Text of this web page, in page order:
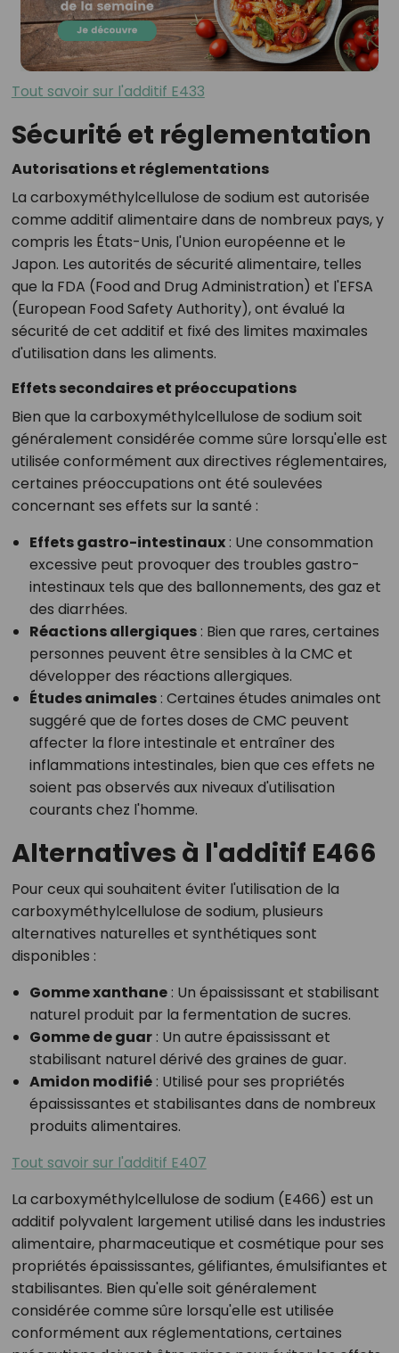
Tout savoir sur l'additif E433
Sécurité et réglementation
Autorisations et réglementations
La carboxyméthylcellulose de sodium est autorisée
comme additif alimentaire dans de nombreux pays, y
compris les États-Unis, l'Union européenne et le
Japon. Les autorités de sécurité alimentaire, telles
que la FDA (Food and Drug Administration) et l'EFSA
(European Food Safety Authority), ont évalué la
sécurité de cet additif et fixé des limites maximales
d'utilisation dans les aliments.
Effets secondaires et préoccupations
Bien que la carboxyméthylcellulose de sodium soit
généralement considérée comme sûre lorsqu'elle est
utilisée conformément aux directives réglementaires,
certaines préoccupations ont été soulevées
concernant ses effets sur la santé :
Effets gastro-intestinaux: Une consommation
excessive peut provoquer des troubles gastro-
intestinaux tels que des ballonnements, des gaz et
des diarrhées.
Réactions allergiques: Bien que rares, certaines
personnes peuvent être sensibles à la CMC et
développer des réactions allergiques.
Études animales: Certaines études animales ont
suggéré que de fortes doses de CMC peuvent
affecter la flore intestinale et entraîner des
inflammations intestinales, bien que ces effets ne
soient pas observés aux niveaux d'utilisation
courants chez l'homme.
Alternatives à l'additif E466
Pour ceux qui souhaitent éviter l'utilisation de la
carboxyméthylcellulose de sodium, plusieurs
alternatives naturelles et synthétiques sont
disponibles :
Gomme xanthane: Un épaississant et stabilisant
naturel produit par la fermentation de sucres.
Gomme de guar: Un autre épaississant et
stabilisant naturel dérivé des graines de guar.
Amidon modifié: Utilisé pour ses propriétés
épaississantes et stabilisantes dans de nombreux
produits alimentaires.
Tout savoir sur l'additif E407
La carboxyméthylcellulose de sodium (E466) est un
additif polyvalent largement utilisé dans les industries
alimentaire, pharmaceutique et cosmétique pour ses
propriétés épaississantes, gélifiantes, émulsifiantes et
stabilisantes. Bien qu'elle soit généralement
considérée comme sûre lorsqu'elle est utilisée
conformément aux réglementations, certaines